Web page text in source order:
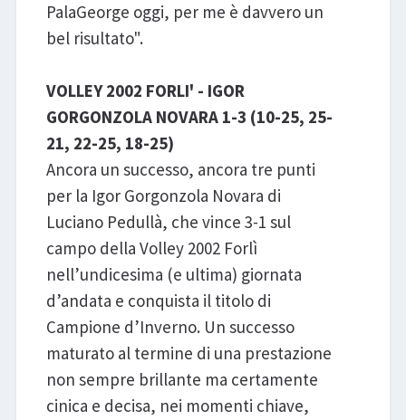
PalaGeorge oggi, per me è davvero un
bel risultato".
VOLLEY 2002 FORLI' - IGOR
GORGONZOLA NOVARA 1-3 (10-25, 25-
21, 22-25, 18-25)
Ancora un successo, ancora tre punti
per la Igor Gorgonzola Novara di
Luciano Pedullà, che vince 3-1 sul
campo della Volley 2002 Forlì
nell’undicesima (e ultima) giornata
d’andata e conquista il titolo di
Campione d’Inverno. Un successo
maturato al termine di una prestazione
non sempre brillante ma certamente
cinica e decisa, nei momenti chiave,